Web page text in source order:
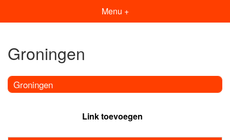
Menu +
Groningen
Groningen
Link toevoegen